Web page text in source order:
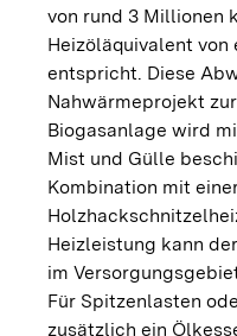
von rund 3 Millionen
Heizöläquivalent von
entspricht. Diese
Nahwärmeprojekt
Biogasanlage wird
Mist und Gülle
Kombination mit
Heizleistung kann
im
Für Spitzenlasten
zusätzlich ein